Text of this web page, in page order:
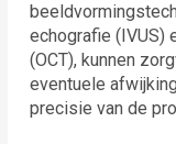
echografie (IVUS)
(OCT), kunnen
eventuele
precisie van de